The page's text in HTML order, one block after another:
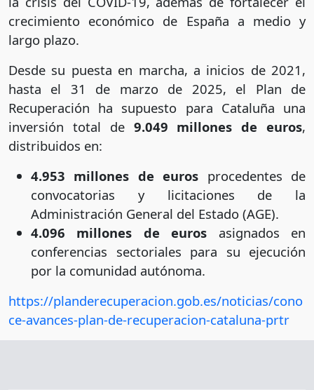
crecimiento económico de España a medio y
largo plazo.
Desde su puesta en marcha, a inicios de 2021,
hasta el 31 de marzo de 2025, el Plan de
Recuperación ha supuesto para Cataluña una
inversión total de 9.049 millones de euros,
distribuidos en:
4.953 millones de euros procedentes de
convocatorias y licitaciones de la
Administración General del Estado (AGE).
4.096 millones de euros asignados en
conferencias sectoriales para su ejecución
por la comunidad autónoma.
https://planderecuperacion.gob.es/noticias/cono
ce-avances-plan-de-recuperacion-cataluna-prtr